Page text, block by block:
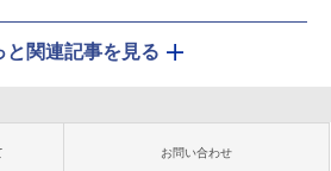
と関連記事を見る
お問い合わせ